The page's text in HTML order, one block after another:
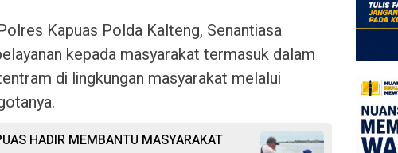
Kapuas Polda Kalteng, Senantiasa
kepada masyarakat termasuk dalam
di lingkungan masyarakat melalui
HADIR MEMBANTU MASYARAKAT